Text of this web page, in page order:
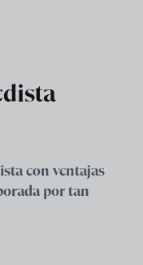
con ventajas
por tan